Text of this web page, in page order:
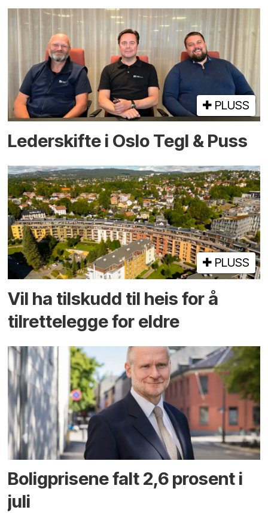
PLUSS
Lederskifte i Oslo Tegl & Puss
PLUSS
Vil ha tilskudd til heis for å
tilrettelegge for eldre
Boligprisene falt 2,6 prosent i
juli